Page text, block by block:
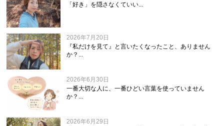
「好き」を隠さなくていい...
2026年7月20日
『私だけを見て』と言いたくなったこと、ありません
か？...
2026年6月30日
一番大切な人に、一番ひどい言葉を使っていません
か？...
2026年6月29日